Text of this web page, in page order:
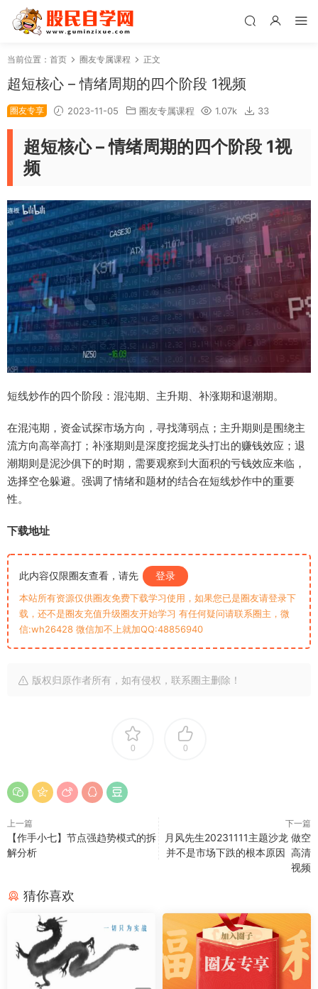
当前位置： 首页 圈友专属课程 正文
超短核心 – 情绪周期的四个阶段 1视频
圈友专享 2023-11-05 圈友专属课程 1.07k 33
超短核心 – 情绪周期的四个阶段 1视
频
短线炒作的四个阶段：混沌期、主升期、补涨期和退潮期。
在混沌期，资金试探市场方向，寻找薄弱点；主升期则是围绕主
流方向高举高打；补涨期则是深度挖掘龙头打出的赚钱效应；退
潮期则是泥沙俱下的时期，需要观察到大面积的亏钱效应来临，
选择空仓躲避。强调了情绪和题材的结合在短线炒作中的重要
性。
下载地址
此内容仅限圈友查看，请先 登录
本站所有资源仅供圈友免费下载学习使用，如果您已是圈友请登录下
载，还不是圈友充值升级圈友开始学习 有任何疑问请联系圈主，微
信:wh26428 微信加不上就加QQ:48856940
版权归原作者所有，如有侵权，联系圈主删除！
0 0
上一篇
【作手小七】节点强趋势模式的拆
解分析
下一篇
月风先生20231111主题沙龙 做空
并不是市场下跌的根本原因 高清
视频
猜你喜欢